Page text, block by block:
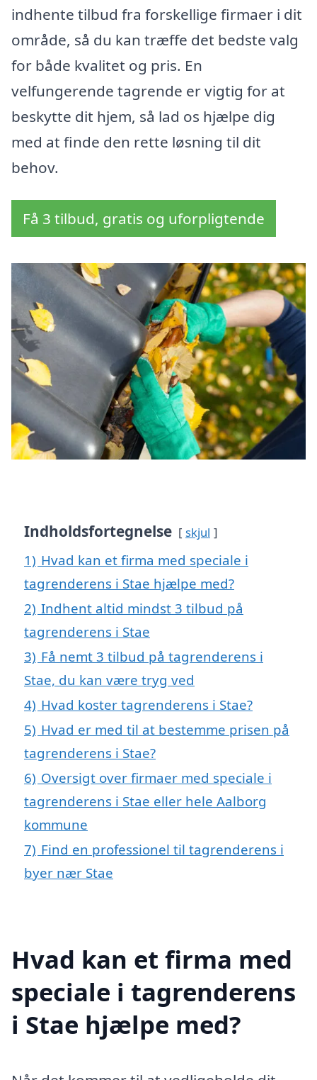
indhente tilbud fra forskellige firmaer i dit
område, så du kan træffe det bedste valg
for både kvalitet og pris. En
velfungerende tagrende er vigtig for at
beskytte dit hjem, så lad os hjælpe dig
med at finde den rette løsning til dit
behov.
Få 3 tilbud, gratis og uforpligtende
Indholdsfortegnelse skjul
1) Hvad kan et firma med speciale i
tagrenderens i Stae hjælpe med?
2) Indhent altid mindst 3 tilbud på
tagrenderens i Stae
3) Få nemt 3 tilbud på tagrenderens i
Stae, du kan være tryg ved
4) Hvad koster tagrenderens i Stae?
5) Hvad er med til at bestemme prisen på
tagrenderens i Stae?
6) Oversigt over firmaer med speciale i
tagrenderens i Stae eller hele Aalborg
kommune
7) Find en professionel til tagrenderens i
byer nær Stae
Hvad kan et firma med
speciale i tagrenderens
i Stae hjælpe med?